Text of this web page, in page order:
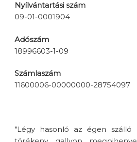
Nyílvántartási szám
09-01-0001904
Adószám
18996603-1-09
Számlaszám
11600006-00000000-28754097
"Légy hasonló az égen szálló